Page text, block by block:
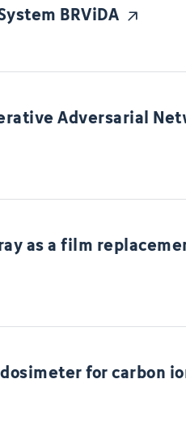
BRViDA
Adversarial
as a film
for carbon